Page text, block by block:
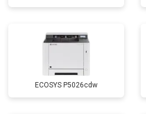
ECOSYS P5026cdw